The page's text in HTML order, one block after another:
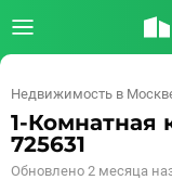
Недвижимость в
1-Комнатная
725631
Обновлено 2 месяца